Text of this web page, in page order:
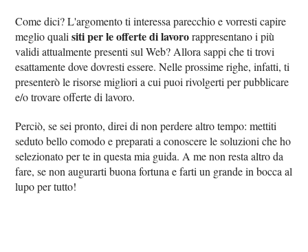
Come dici? L'argomento ti interessa parecchio e vorresti capire
meglio qualisiti per le offerte di lavororappresentano i più
validi attualmente presenti sul Web? Allora sappi che ti trovi
esattamente dove dovresti essere. Nelle prossime righe, infatti, ti
presenterò le risorse migliori a cui puoi rivolgerti per pubblicare
e/o trovare offerte di lavoro.
Perciò, se sei pronto, direi di non perdere altro tempo: mettiti
seduto bello comodo e preparati a conoscere le soluzioni che ho
selezionato per te in questa mia guida. A me non resta altro da
fare, se non augurarti buona fortuna e farti un grande in bocca al
lupo per tutto!